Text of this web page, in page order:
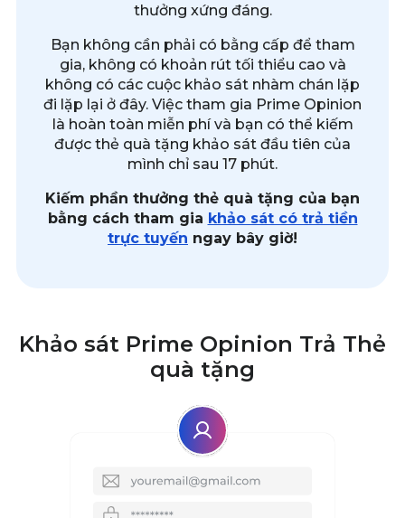
thưởng xứng đáng.
Bạn không cần phải có bằng cấp để tham
gia, không có khoản rút tối thiểu cao và
không có các cuộc khảo sát nhàm chán lặp
đi lặp lại ở đây. Việc tham gia Prime Opinion
là hoàn toàn miễn phí và bạn có thể kiếm
được thẻ quà tặng khảo sát đầu tiên của
mình chỉ sau 17 phút.
Kiếm phần thưởng thẻ quà tặng của bạn
bằng cách tham gia khảo sát có trả tiền
trực tuyến ngay bây giờ!
Khảo sát Prime Opinion Trả Thẻ
quà tặng